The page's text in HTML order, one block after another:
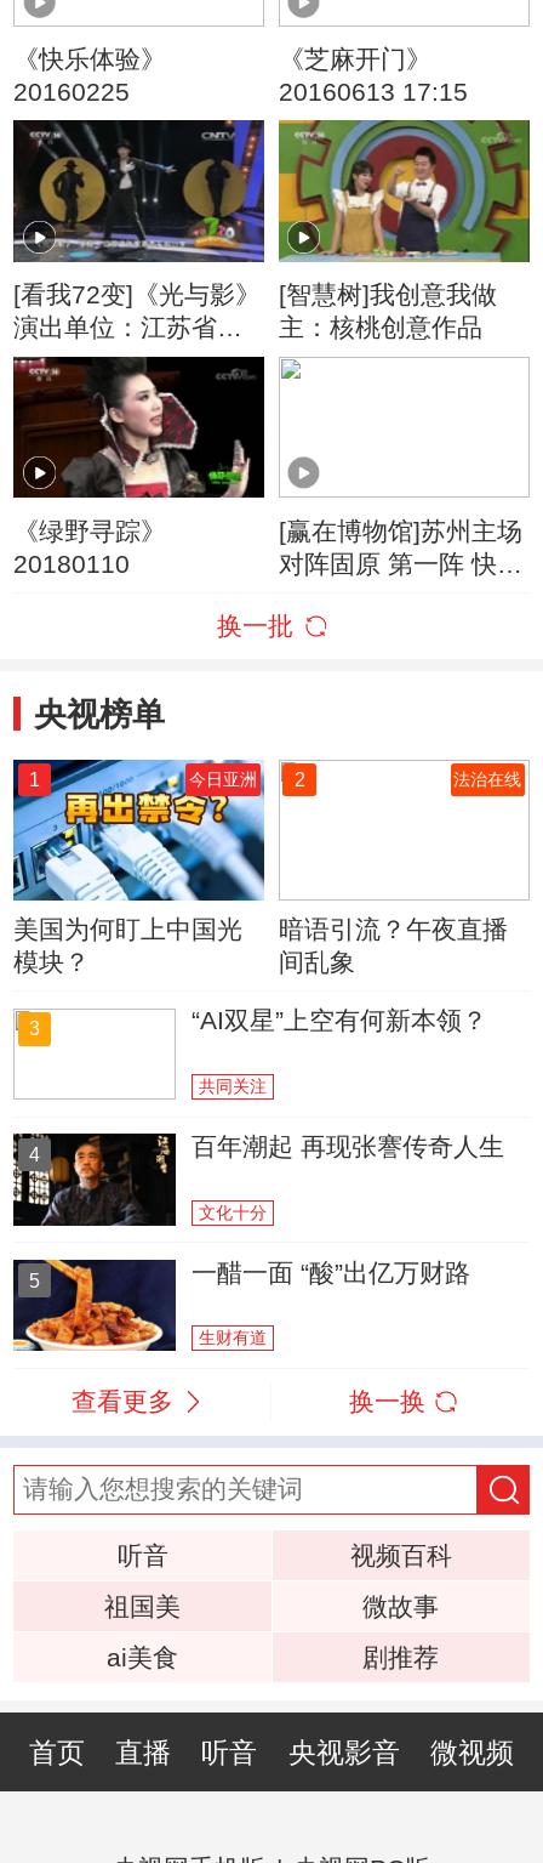
《快乐体验》
20160225
《芝麻开门》
20160613 17:15
[看我72变]《光与影》
演出单位：江苏省张
家港市实验小学
[智慧树]我创意我做
主：核桃创意作品
《绿野寻踪》
20180110
[赢在博物馆]苏州主场
对阵固原 第一阵 快问
换一批
央视榜单
1 今日亚洲
美国为何盯上中国光
模块？
2 法治在线
暗语引流？午夜直播
间乱象
3 “AI双星”上空有何新本领？
共同关注
4 百年潮起 再现张謇传奇人生
文化十分
5 一醋一面 “酸”出亿万财路
生财有道
查看更多 换一换
听音
视频百科
祖国美
微故事
ai美食
剧推荐
首页 直播 听音 央视影音 微视频